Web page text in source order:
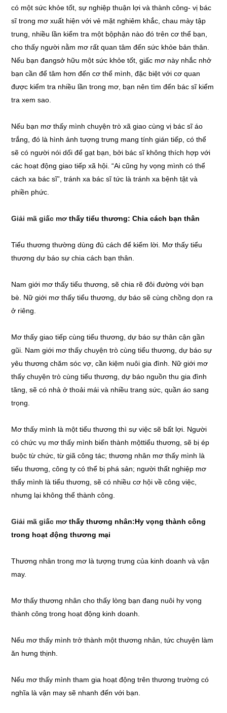
có một sức khỏe tốt, sự nghiệp thuận lợi và thành công- vị bác
sĩ trong mơ xuất hiện với vẻ mặt nghiêm khắc, chau mày tập
trung, nhiều lần kiểm tra một bộphận nào đó trên cơ thể bạn,
cho thấy người nằm mơ rất quan tâm đến sức khỏe bản thân.
Nếu bạn đangsở hữu một sức khỏe tốt, giấc mơ này nhắc nhở
bạn cần để tâm hơn đến cơ thể mình, đặc biệt với cơ quan
được kiểm tra nhiều lần trong mơ, bạn nên tìm đến bác sĩ kiểm
tra xem sao.
Nếu bạn mơ thấy mình chuyện trò xã giao cùng vị bác sĩ áo
trắng, đó là hình ảnh tượng trưng mang tính gián tiếp, có thể
sẽ có người nói dối để gạt bạn, bởi bác sĩ không thích hợp với
các hoạt động giao tiếp xã hội. “Ai cũng hy vọng mình có thể
cách xa bác sĩ”, tránh xa bác sĩ tức là tránh xa bệnh tật và
phiền phức.
Giải mã giấc mơthấy tiểu thương: Chia cách bạn thân
Tiểu thương thường dùng đủ cách để kiếm lời. Mơ thấy tiểu
thương dự báo sự chia cách bạn thân.
Nam giới mơ thấy tiểu thương, sẽ chia rẽ đôi đường với bạn
bè. Nữ giới mơ thấy tiểu thương, dự báo sẽ cùng chồng dọn ra
ở riêng.
Mơ thấy giao tiếp cùng tiểu thương, dự báo sự thân cận gần
gũi. Nam giới mơ thấy chuyện trò cùng tiểu thương, dự báo sự
yêu thương chăm sóc vợ, cần kiệm nuôi gia đình. Nữ giới mơ
thấy chuyện trò cùng tiểu thương, dự báo nguồn thu gia đình
tăng, sẽ có nhà ở thoải mái và nhiều trang sức, quần áo sang
trọng.
Mơ thấy mình là một tiểu thương thì sự việc sẽ bất lợi. Người
có chức vụ mơ thấy mình biến thành mộttiểu thương, sẽ bị ép
buộc từ chức, từ giã công tác; thương nhân mơ thấy mình là
tiểu thương, công ty có thể bị phá sản; người thất nghiệp mơ
thấy mình là tiểu thương, sẽ có nhiều cơ hội về công việc,
nhưng lại không thể thành công.
Giải mã giấc mơthấy thương nhân:Hy vọng thành công
trong hoạt động thương mại
Thương nhân trong mơ là tượng trưng của kinh doanh và vận
may.
Mơ thấy thương nhân cho thấy lòng bạn đang nuôi hy vọng
thành công trong hoạt động kinh doanh.
Nếu mơ thấy mình trở thành một thương nhân, tức chuyện làm
ăn hưng thịnh.
Nếu mơ thấy mình tham gia hoạt động trên thương trường có
nghĩa là vận may sẽ nhanh đến với bạn.